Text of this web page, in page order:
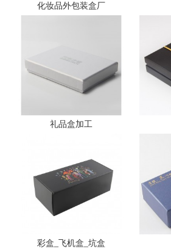
化妆品外包装盒厂
礼品盒加工
彩盒_飞机盒_坑盒